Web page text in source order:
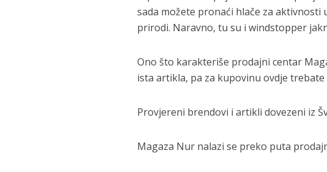
sada možete pronaći hlače za
prirodi. Naravno, tu su i windstopper
Ono što karakteriše prodajni centar
ista artikla, pa za kupovinu ovdje
Provjereni brendovi i artikli dovezeni iz
Magaza Nur nalazi se preko puta